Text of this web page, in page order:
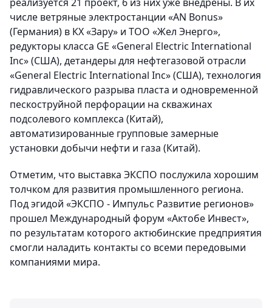
числе ветряные электростанции «AN Bonus»
(Германия) в КХ «Зару» и ТОО «Жел Энерго»,
редукторы класса GE «General Electric International
Inc» (США), детандеры для нефтегазовой отрасли
«General Electric International Inc» (США), технология
гидравлического разрыва пласта и одновременной
пескоструйной перфорации на скважинах
подсолевого комплекса (Китай),
автоматизированные групповые замерные
установки добычи нефти и газа (Китай).
Отметим, что выставка ЭКСПО послужила хорошим
толчком для развития промышленного региона.
Под эгидой «ЭКСПО - Импульс Развитие регионов»
прошел Международный форум «Актобе Инвест»,
по результатам которого актюбинские предприятия
смогли наладить контакты со всеми передовыми
компаниями мира.